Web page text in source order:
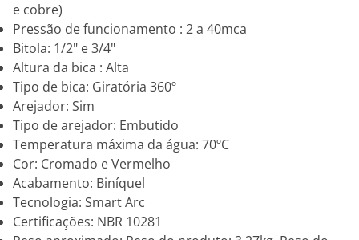
e cobre)
Pressão de funcionamento : 2 a 40mca
Bitola: 1/2" e 3/4"
Altura da bica : Alta
Tipo de bica: Giratória 360º
Arejador: Sim
Tipo de arejador: Embutido
Temperatura máxima da água: 70ºC
Cor: Cromado e Vermelho
Acabamento: Biníquel
Tecnologia: Smart Arc
Certificações: NBR 10281